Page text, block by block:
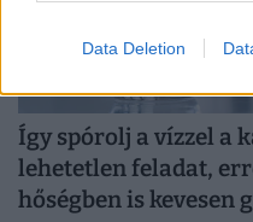
Data Deletion
Így spórolj a vízzel a
lehetetlen feladat,
hőségben is kevesen